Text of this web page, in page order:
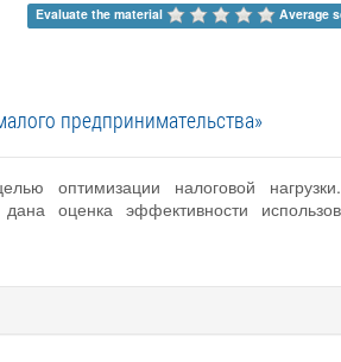
Evaluate the material Average
предпринимательства»
оптимизации налоговой
оценка эффективности